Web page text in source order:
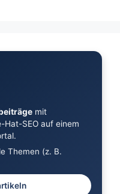
mit
Hat-SEO auf einem
Themen (z. B.